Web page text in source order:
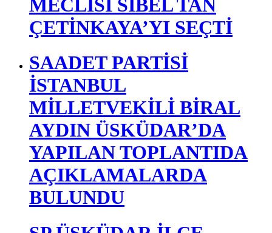
BAŞKANI BERK
TÜTÜNCÜ OLDU
Pet Fellas Hayvanları Yeni
Aileleriyle Buluşturuyor
ÜSKÜDAR BELEDİYE
MECLİSİ SİBEL TAN
ÇETİNKAYA’YI SEÇTİ
SAADET PARTİSİ
İSTANBUL